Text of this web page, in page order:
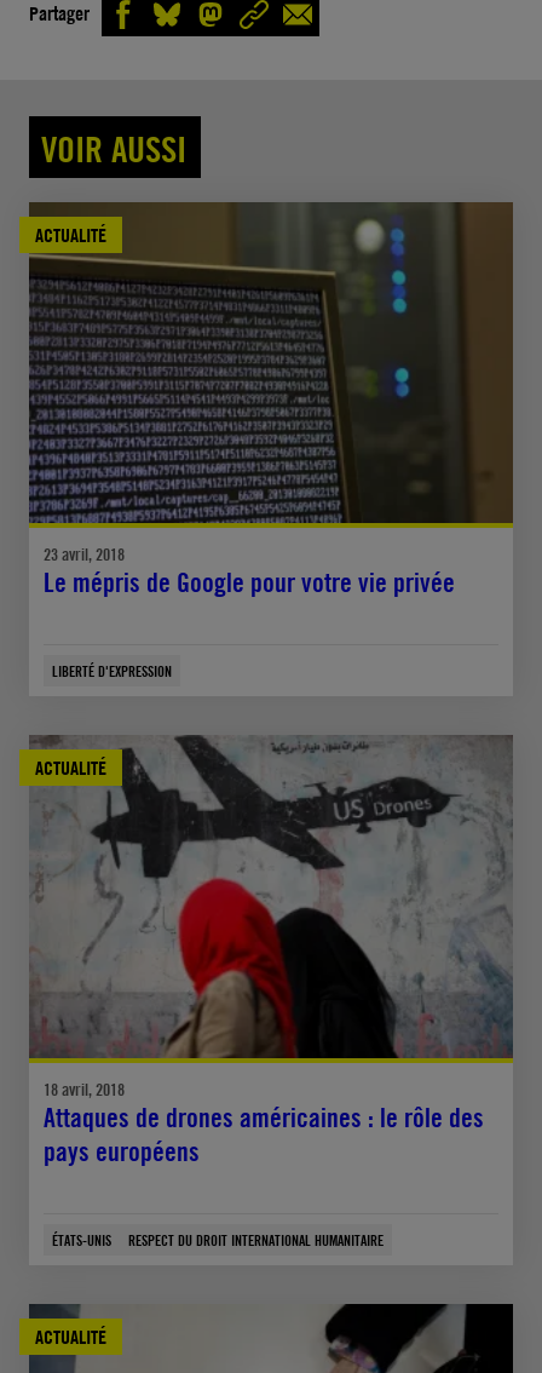
Partager
VOIR AUSSI
ACTUALITÉ
23 avril, 2018
Le mépris de Google pour votre vie privée
LIBERTÉ D'EXPRESSION
ACTUALITÉ
18 avril, 2018
Attaques de drones américaines : le rôle des
pays européens
ÉTATS-UNIS RESPECT DU DROIT INTERNATIONAL HUMANITAIRE
ACTUALITÉ